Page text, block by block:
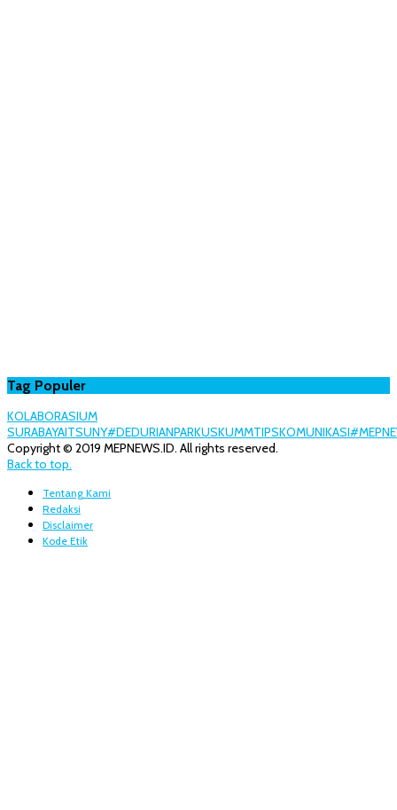
Tag Populer
KOLABORASIUM
SURABAYAITSUNY#DEDURIANPARKUSKUMMTIPSKOMUNIKASI
Copyright © 2019 MEPNEWS.ID. All rights reserved.
Back to top.
Tentang Kami
Redaksi
Disclaimer
Kode Etik